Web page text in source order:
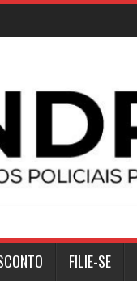
FILIE-SE